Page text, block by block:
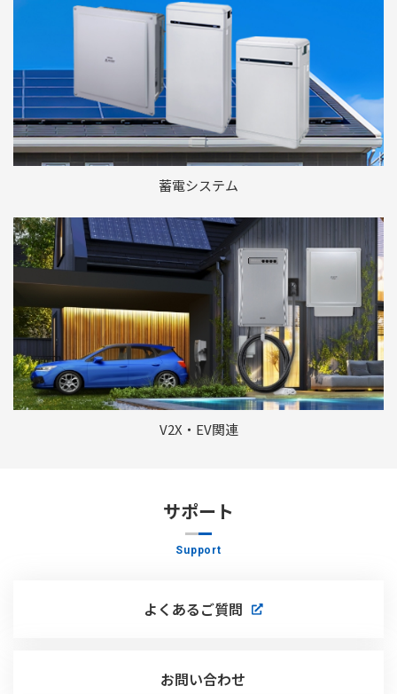
蓄電システム
V2X・EV関連
サポート
Support
よくあるご質問
お問い合わせ